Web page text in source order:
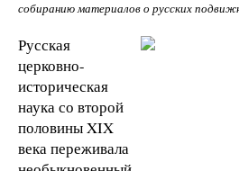
собиранию материалов о русских
Русская
церковно-
историческая
наука со второй
половины XIX
века переживала